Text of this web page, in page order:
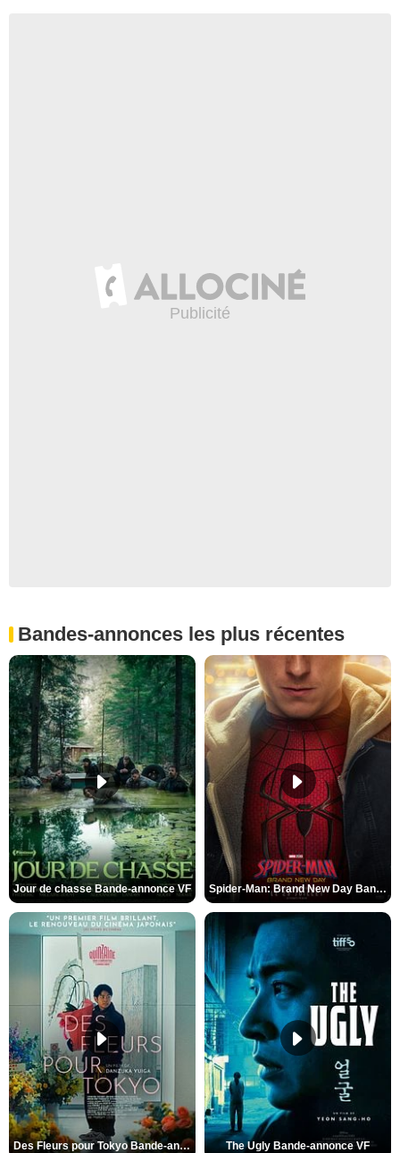
Bandes-annonces les plus récentes
Jour de chasse Bande-annonce VF Spider-Man: Brand New Day Bande-annonce (3) VO STFR
Des Fleurs pour Tokyo Bande-annonce VO STFR The Ugly Bande-annonce VF